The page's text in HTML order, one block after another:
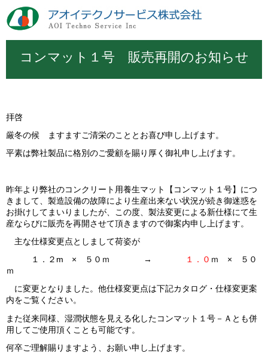
コンマット１号 販売再開のお知らせ
拝啓
厳冬の候 ますますご清栄のこととお喜び申し上げます。
平素は弊社製品に格別のご愛顧を賜り厚く御礼申し上げます。
昨年より弊社のコンクリート用養生マット【コンマット１号】につ
きまして、製造設備の故障により生産出来ない状況が続き御迷惑を
お掛けしてまいりましたが、この度、製法変更による新仕様にて生
産ならびに販売を再開させて頂きますので御案内申し上げます。
主な仕様変更点としまして荷姿が
１．２m × ５０ｍ →
１．０ ｍ × ５０
ｍ
に変更となりました。他仕様変更点は下記カタログ・仕様変更案
内をご覧ください。
また従来同様、湿潤状態を見える化したコンマット１号－Ａとも併
用してご使用頂くことも可能です。
何卒ご理解賜りますよう、お願い申し上げます。